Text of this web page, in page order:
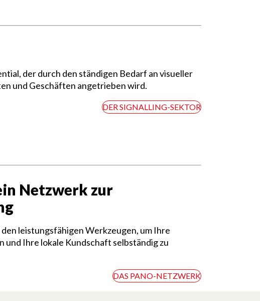
der durch den ständigen Bedarf an visueller
und Geschäften angetrieben wird.
DER SIGNALLING-SEKTOR
Netzwerk zur
leistungsfähigen Werkzeugen, um Ihre
Ihre lokale Kundschaft selbständig zu
DAS PANO-NETZWERK